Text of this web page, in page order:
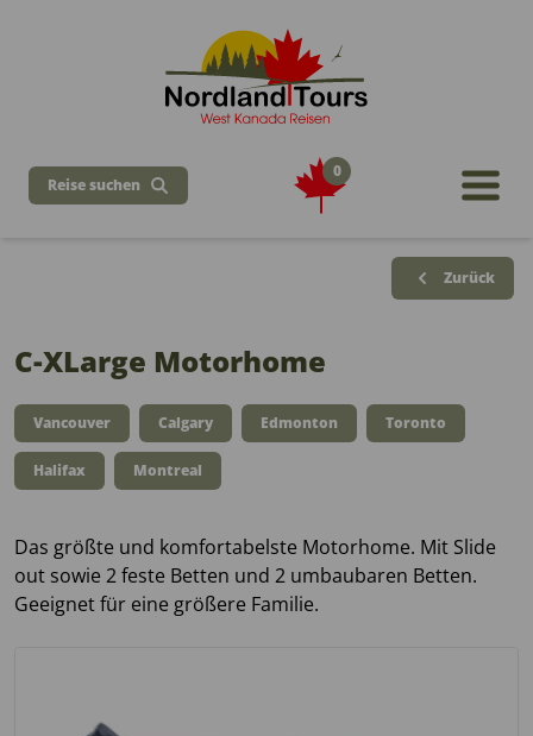
Reise suchen
0
Zurück
C-XLarge Motorhome
Vancouver Calgary Edmonton Toronto
Halifax Montreal
Das größte und komfortabelste Motorhome. Mit Slide
out sowie 2 feste Betten und 2 umbaubaren Betten.
Geeignet für eine größere Familie.